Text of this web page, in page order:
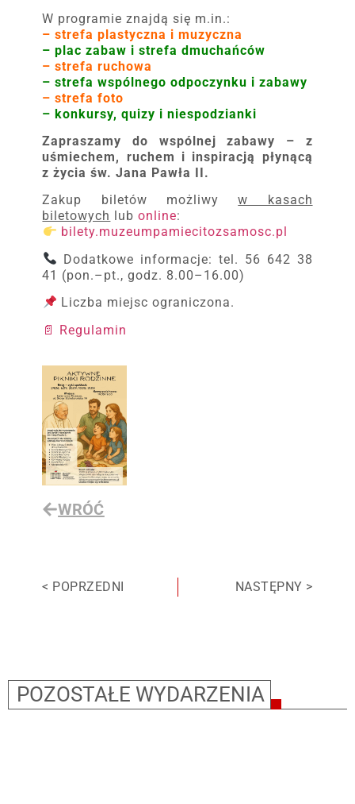
W programie znajdą się m.in.:
– strefa plastyczna i muzyczna
– plac zabaw i strefa dmuchańców
– strefa ruchowa
– strefa wspólnego odpoczynku i zabawy
– strefa foto
– konkursy, quizy i niespodzianki
Zapraszamy do wspólnej zabawy – z
uśmiechem, ruchem i inspiracją płynącą
z życia św. Jana Pawła II.
Zakup biletów możliwyw kasach
biletowych
lubonline:
bilety.muzeumpamiecitozsamosc.pl
Dodatkowe informacje: tel. 56 642 38
41 (pon.–pt., godz. 8.00–16.00)
Liczba miejsc ograniczona.
📄 Regulamin
WRÓĆ
< POPRZEDNI NASTĘPNY >
POZOSTAŁE WYDARZENIA